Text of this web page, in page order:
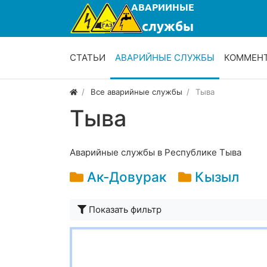
СТАТЬИ АВАРИЙНЫЕ СЛУЖБЫ
Все аварийные службы Тыва
Тыва
Аварийные службы в Республике Тыва
Ак-Довурак Кызыл
Показать фильтр